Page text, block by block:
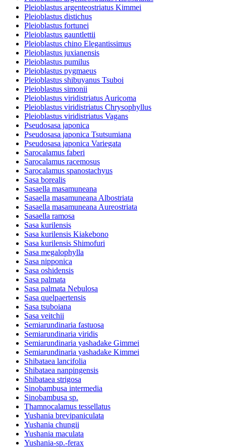
Pleioblastus argenteostriatus Kimmei
Pleioblastus distichus
Pleioblastus fortunei
Pleioblastus gauntlettii
Pleioblastus chino Elegantissimus
Pleioblastus juxianensis
Pleioblastus pumilus
Pleioblastus pygmaeus
Pleioblastus shibuyanus Tsuboi
Pleioblastus simonii
Pleioblastus viridistriatus Auricoma
Pleioblastus viridistriatus Chrysophyllus
Pleioblastus viridistriatus Vagans
Pseudosasa japonica
Pseudosasa japonica Tsutsumiana
Pseudosasa japonica Variegata
Sarocalamus faberi
Sarocalamus racemosus
Sarocalamus spanostachyus
Sasa borealis
Sasaella masamuneana
Sasaella masamuneana Albostriata
Sasaella masamuneana Aureostriata
Sasaella ramosa
Sasa kurilensis
Sasa kurilensis Kiakebono
Sasa kurilensis Shimofuri
Sasa megalophylla
Sasa nipponica
Sasa oshidensis
Sasa palmata
Sasa palmata Nebulosa
Sasa quelpaertensis
Sasa tsuboiana
Sasa veitchii
Semiarundinaria fastuosa
Semiarundinaria viridis
Semiarundinaria yashadake Gimmei
Semiarundinaria yashadake Kimmei
Shibataea lancifolia
Shibataea nanpingensis
Shibataea strigosa
Sinobambusa intermedia
Sinobambusa sp.
Thamnocalamus tessellatus
Yushania brevipaniculata
Yushania chungii
Yushania maculata
Yushania-sp.-ferax